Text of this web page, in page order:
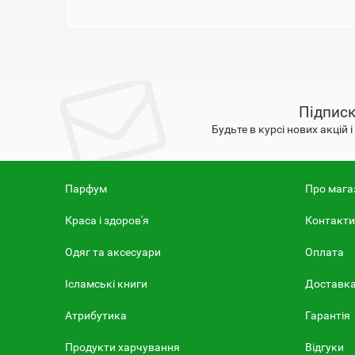
Будьте в курсі нових акцій
Парфум
Краса і здоров'я
Одяг та аксесуари
Ісламські книги
Атрибутика
Продукти харчування
Про
Контакти
Оплата
Доставка
Гарантія
Відгуки